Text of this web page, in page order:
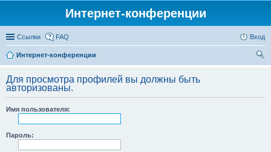
Интернет-конференции
Ссылки FAQ Вход
Интернет-конференции
Для просмотра профилей вы должны быть
авторизованы.
Имя пользователя:
Пароль: